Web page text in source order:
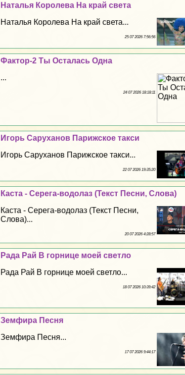
Наталья Королева На край света
Наталья Королева На край света...
25 07 2026 7:56:56
Фактор-2 Ты Осталась Одна
...
24 07 2026 18:18:11
Игорь Саруханов Парижское такси
Игорь Саруханов Парижское такси...
22 07 2026 19:35:20
Каста - Серега-водолаз (Текст Песни, Слова)
Каста - Серега-водолаз (Текст Песни,
Слова)...
20 07 2026 4:28:57
Рада Рай В горнице моей светло
Рада Рай В горнице моей светло...
18 07 2026 10:39:42
Земфира Песня
Земфира Песня...
17 07 2026 9:44:17